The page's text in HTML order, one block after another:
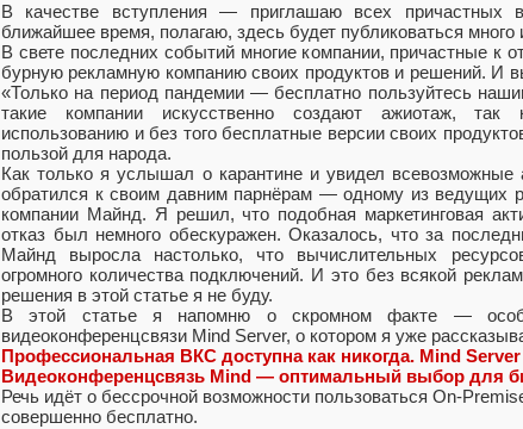
В качестве вступления — приглашаю всех причастных
ближайшее время, полагаю, здесь будет публиковаться много
В свете последних событий многие компании, причастные к
бурную рекламную компанию своих продуктов и решений. И
«Только на период пандемии — бесплатно пользуйтесь
такие компании искусственно создают ажиотаж, так
использованию и без того бесплатные версии своих
пользой для народа.
Как только я услышал о карантине и увидел всевозможные
обратился к своим давним парнёрам — одному из ведущих
компании Майнд. Я решил, что подобная маркетинговая
отказ был немного обескуражен. Оказалось, что за
Майнд выросла настолько, что вычислительных
огромного количества подключений. И это без всякой
решения в этой статье я не буду.
В этой статье я напомню о скромном факте —
видеоконференцсвязи Mind Server, о котором я уже
Профессиональная ВКС доступна как никогда. Mind
Видеоконференцсвязь Mind — оптимальный выбор для
Речь идёт о бессрочной возможности пользоваться On-
совершенно бесплатно.